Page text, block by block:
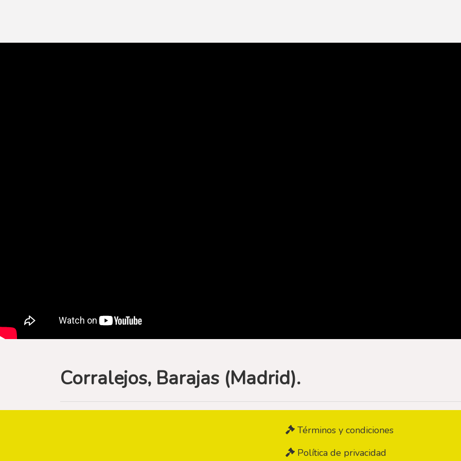
Corralejos, Barajas (Madrid).
Términos y condiciones
Política de privacidad